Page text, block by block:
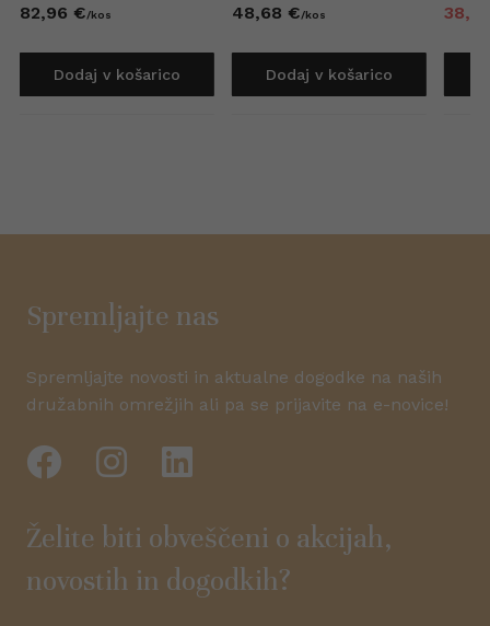
82,96 €/kos
Dodaj v košarico
48,68 €/kos
Dodaj v košarico
38,
Spremljajte nas
Spremljajte novosti in aktualne dogodke na naših
družabnih omrežjih ali pa se prijavite na e-novice!
Želite biti obveščeni o akcijah,
novostih in dogodkih?